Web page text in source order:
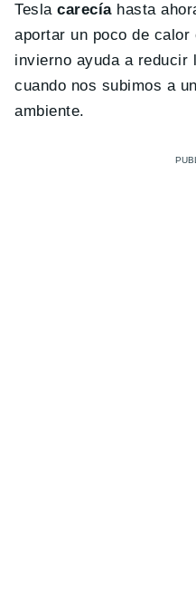
Teslacarecíahasta
aportar un poco de calor
invierno ayuda a reducir
cuando nos subimos a
ambiente.